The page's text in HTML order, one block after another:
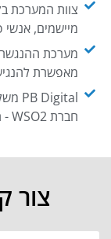
צוות המערכת
מיישמים, אנשי
מאפשרת
חברת WSO2 - המאפשר לחבר בקלות בין מערכות ארגוניות
צור